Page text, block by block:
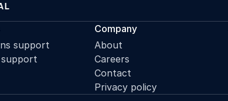
support
Company
About
Careers
Contact
Privacy policy